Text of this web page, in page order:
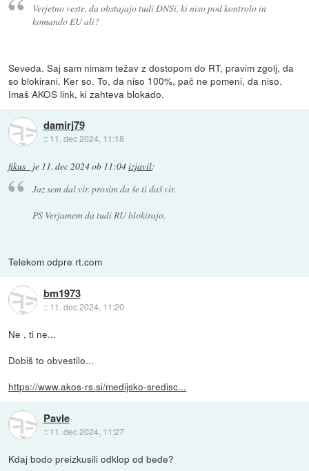
Verjetno veste, da obstajajo tudi DNSi, ki niso pod kontrolo in
komando EU ali?
Seveda. Saj sam nimam težav z dostopom do RT, pravim zgolj, da
so blokirani. Ker so. To, da niso 100%, pač ne pomeni, da niso.
Imaš AKOS link, ki zahteva blokado.
damirj79
:: 11. dec 2024, 11:18
fikus_ je 11. dec 2024 ob 11:04izjavil:
Jaz sem dal vir. prosim da še ti daš vir.
PS Verjamem da tudi RU blokirajo.
Telekom odpre rt.com
bm1973
:: 11. dec 2024, 11:20
Ne , ti ne...
Dobiš to obvestilo...
https://www.akos-rs.si/medijsko-sredisc...
Pavle
:: 11. dec 2024, 11:27
Kdaj bodo preizkusili odklop od bede?